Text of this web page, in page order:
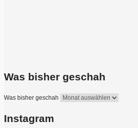
Was bisher geschah
Was bisher geschah
Instagram